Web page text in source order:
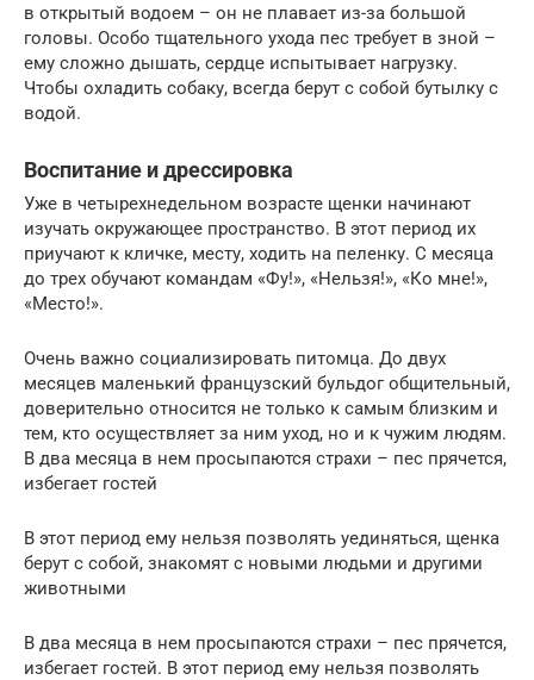
в открытый водоем – он не плавает из-за большой
головы. Особо тщательного ухода пес требует в зной –
ему сложно дышать, сердце испытывает нагрузку.
Чтобы охладить собаку, всегда берут с собой бутылку с
водой.
Воспитание и дрессировка
Уже в четырехнедельном возрасте щенки начинают
изучать окружающее пространство. В этот период их
приучают к кличке, месту, ходить на пеленку. С месяца
до трех обучают командам «Фу!», «Нельзя!», «Ко мне!»,
«Место!».
Очень важно социализировать питомца. До двух
месяцев маленький французский бульдог общительный,
доверительно относится не только к самым близким и
тем, кто осуществляет за ним уход, но и к чужим людям.
В два месяца в нем просыпаются страхи – пес прячется,
избегает гостей
В этот период ему нельзя позволять уединяться, щенка
берут с собой, знакомят с новыми людьми и другими
животными
В два месяца в нем просыпаются страхи – пес прячется,
избегает гостей. В этот период ему нельзя позволять